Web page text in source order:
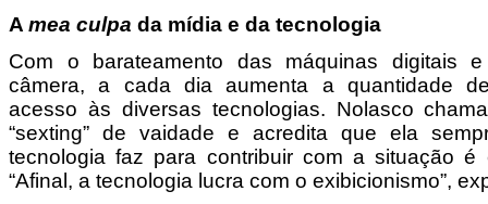
A mea culpa da mídia e da tecnologia
Com o barateamento das máquinas digitais
câmera, a cada dia aumenta a quantidade
acesso às diversas tecnologias. Nolasco
“sexting” de vaidade e acredita que ela
tecnologia faz para contribuir com a situação é
“Afinal, a tecnologia lucra com o exibicionismo”,